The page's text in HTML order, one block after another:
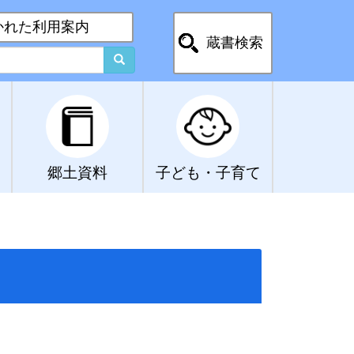
た利用案内
蔵書検索
郷土資料 子ども・子育て